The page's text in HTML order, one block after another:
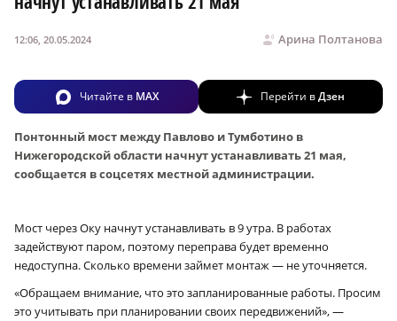
Арина Полтанова
12:06, 20.05.2024
Читайте в MAX Перейти вДзен
Понтонный мост между Павлово и Тумботино в
Нижегородской области начнут устанавливать 21 мая,
сообщается в соцсетях местной администрации.
Мост через Оку начнут устанавливать в 9 утра. В работах
задействуют паром, поэтому переправа будет временно
недоступна. Сколько времени займет монтаж — не уточняется.
«Обращаем внимание, что это запланированные работы. Просим
это учитывать при планировании своих передвижений», —